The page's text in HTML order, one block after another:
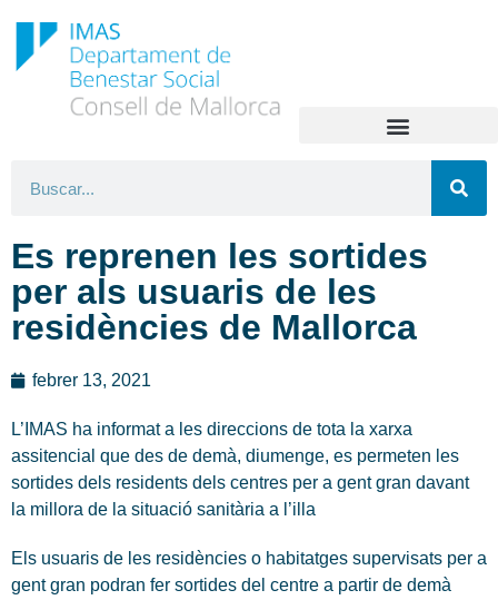
Es reprenen les sortides
per als usuaris de les
residències de Mallorca
febrer 13, 2021
L’IMAS ha informat a les direccions de tota la xarxa
assitencial que des de demà, diumenge, es permeten les
sortides dels residents dels centres per a gent gran davant
la millora de la situació sanitària a l’illa
Els usuaris de les residències o habitatges supervisats per a
gent gran podran fer sortides del centre a partir de demà